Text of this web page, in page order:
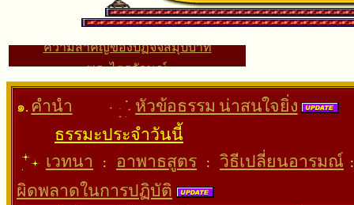
พระไตรลักษณ์
๑. คํานํา
หัวข้อธรรม น่าสนใจยิ่ง
ธรรมะประจำวันนี้
เวทนา
: อาพาธสูตร : วิธีเปลี่ยนอารมณ์ :
ผิดพลาดในการปฏิบัติ